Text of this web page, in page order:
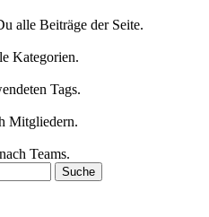
alle Beiträge der Seite.
Kategorien.
Tags.
Mitgliedern.
Teams.
Suche